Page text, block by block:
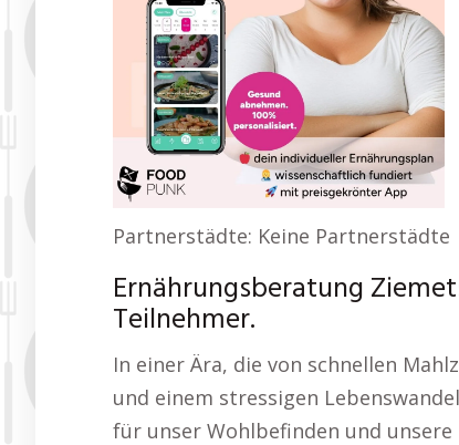
Partnerstädte: Keine Partnerstädte
Ernährungsberatung
Teilnehmer.
In einer Ära, die von schnellen
und einem stressigen
für unser Wohlbefinden und